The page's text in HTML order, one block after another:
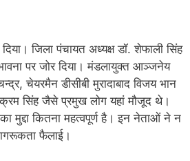
जिला पंचायत अध्यक्ष डॉ. शेफाली सिंह
पर जोर दिया। मंडलायुक्त आञ्जनेय
चेयरमैन डीसीबी मुरादाबाद विजय भान
सिंह जैसे प्रमुख लोग यहां मौजूद थे।
मुद्दा कितना महत्वपूर्ण है। इन नेताओं ने न
फैलाई।